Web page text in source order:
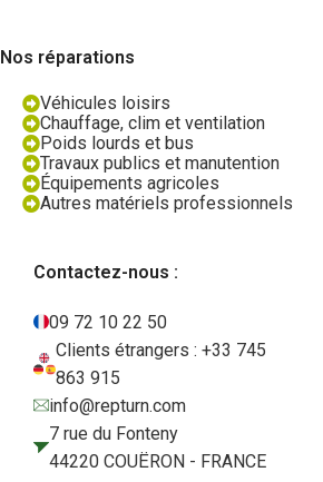
Nos réparations
Véhicules loisirs
Chauffage, clim et ventilation
Poids lourds et bus
Travaux publics et manutention
Équipements agricoles
Autres matériels professionnels
Contactez-nous :
09 72 10 22 50
Clients étrangers : +33 745
863 915
info@repturn.com
7 rue du Fonteny
44220 COUËRON - FRANCE